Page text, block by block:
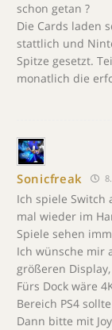
schon getan ?
Die Cards laden
stattlich und
Spitze gesetzt.
monatlich die
Sonicfreak
Ich spiele Switch
mal wieder im
Spiele sehen
Ich wünsche mir
größeren
Fürs Dock wäre
Bereich PS4
Dann bitte mit